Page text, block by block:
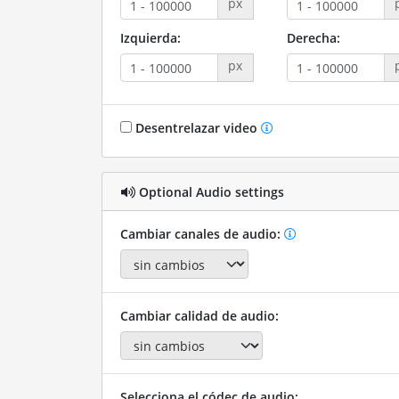
px
Izquierda:
px
Derecha:
Desentrelazar video
Optional Audio settings
Cambiar canales de audio:
Cambiar calidad de audio: